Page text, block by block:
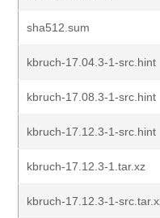
sha512.sum
kbruch-17.04.3-1-src.hint
kbruch-17.08.3-1-src.hint
kbruch-17.12.3-1-src.hint
kbruch-17.12.3-1.tar.xz
kbruch-17.12.3-1-